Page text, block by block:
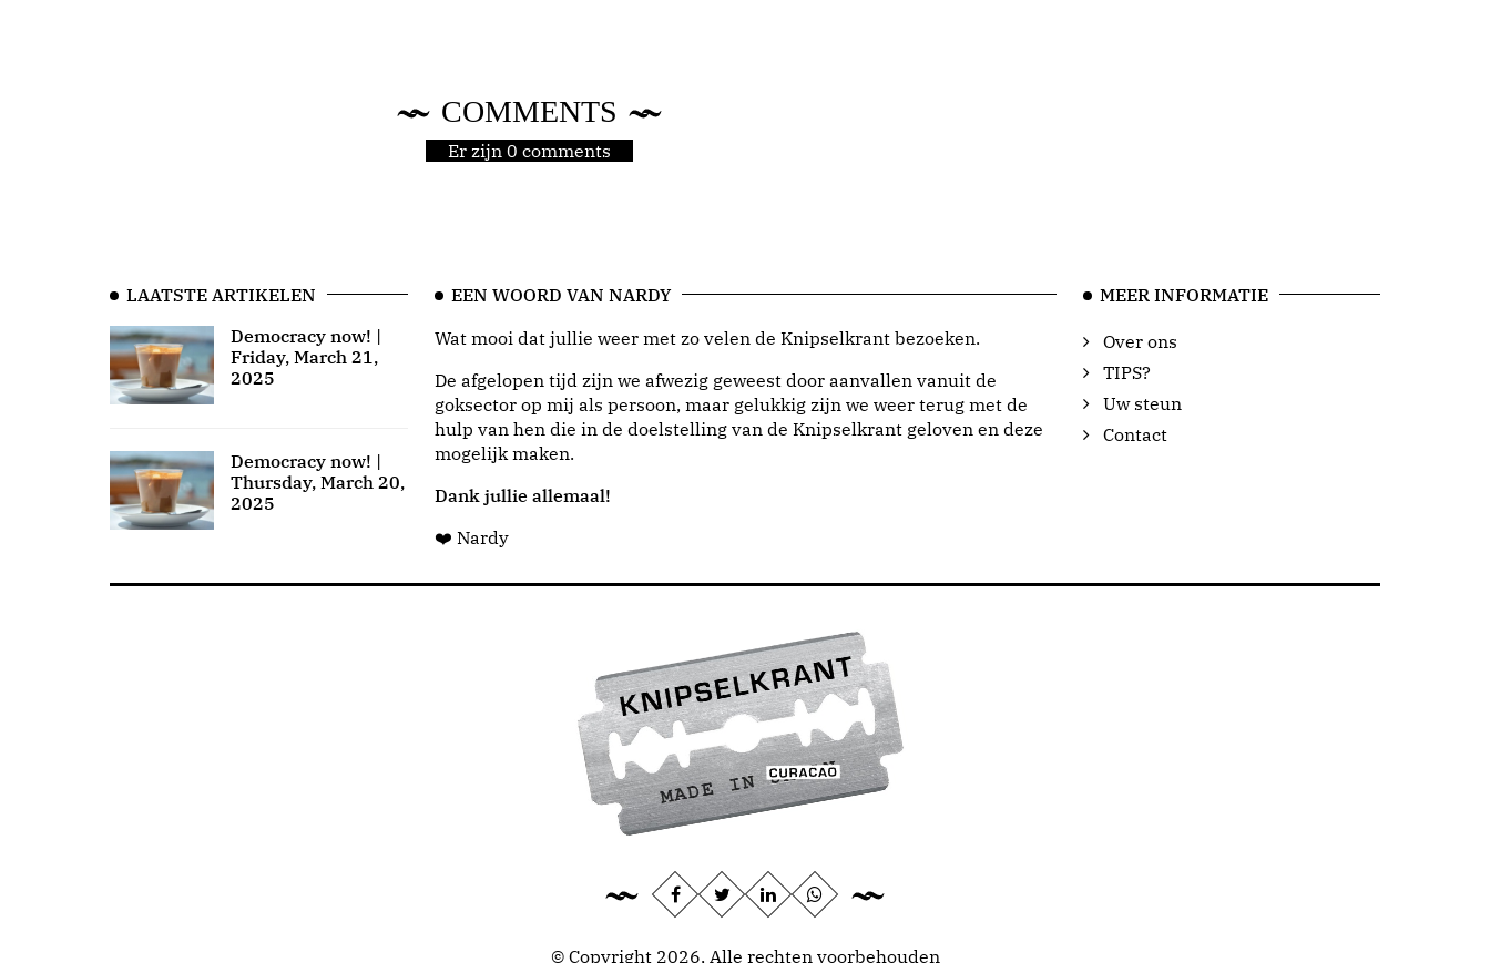
COMMENTS
Er zijn 0 comments
LAATSTE ARTIKELEN
Democracy now! |
Friday, March 21,
2025
Democracy now! |
Thursday, March 20,
2025
EEN WOORD VAN NARDY
Wat mooi dat jullie weer met zo velen de Knipselkrant bezoeken.
De afgelopen tijd zijn we afwezig geweest door aanvallen vanuit de
goksector op mij als persoon, maar gelukkig zijn we weer terug met de
hulp van hen die in de doelstelling van de Knipselkrant geloven en deze
mogelijk maken.
Dank jullie allemaal!
❤️ Nardy
MEER INFORMATIE
Over ons
TIPS?
Uw steun
Contact
© Copyright 2026, Alle rechten voorbehouden